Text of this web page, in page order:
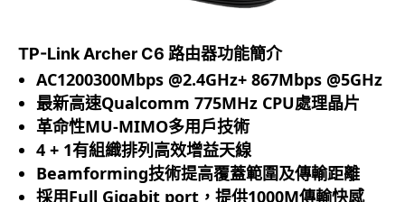
TP-Link Archer C6 路由器功能簡介
AC1200300Mbps @2.4GHz+ 867Mbps @5GHz
最新高速Qualcomm 775MHz CPU處理晶片
革命性MU-MIMO多用戶技術
4 + 1有組織排列高效增益天線
Beamforming技術提高覆蓋範圍及傳輸距離
採用Full Gigabit port ，提供1000M傳輸快感